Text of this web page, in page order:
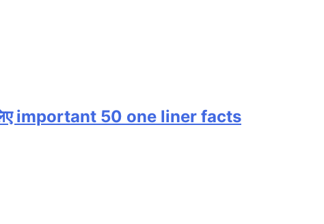
लिए important 50 one liner facts